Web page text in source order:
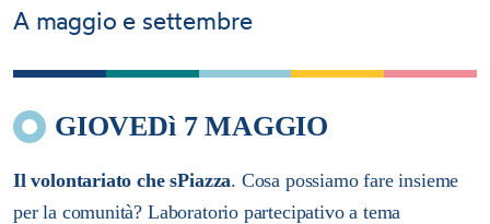
A maggio e settembre
GIOVEDì 7 MAGGIO
Il volontariato che sPiazza. Cosa possiamo fare insieme
per la comunità? Laboratorio partecipativo a tema